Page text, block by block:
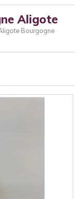
Aligote
Bourgogne